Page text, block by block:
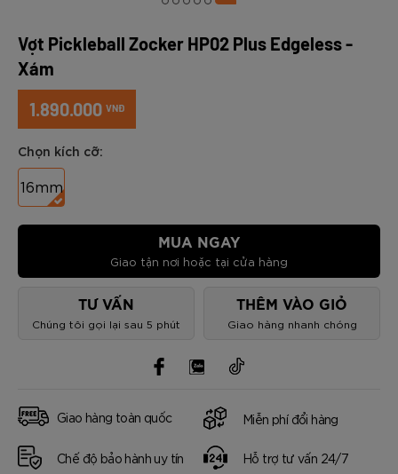
Vợt Pickleball Zocker HP02 Plus Edgeless -
Xám
1.890.000 VNĐ
Chọn kích cỡ:
16mm
MUA NGAY
Giao tận nơi hoặc tại cửa hàng
TƯ VẤN
Chúng tôi gọi lại sau 5 phút
THÊM VÀO GIỎ
Giao hàng nhanh chóng
Giao hàng toàn quốc Miễn phí đổi hàng
Chế độ bảo hành uy tín Hỗ trợ tư vấn 24/7